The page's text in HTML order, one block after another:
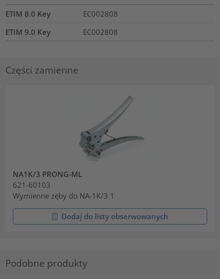
ETIM 8.0 Key
EC002808
ETIM 9.0 Key
EC002808
Części zamienne
NA1K/3 PRONG-ML
621-60103
Wymienne zęby do NA-1K/3 1
Dodaj do listy obserwowanych
Podobne produkty